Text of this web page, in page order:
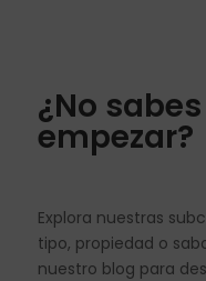
¿No
empezar?
Explora nuestras
tipo, propiedad o
nuestro blog para